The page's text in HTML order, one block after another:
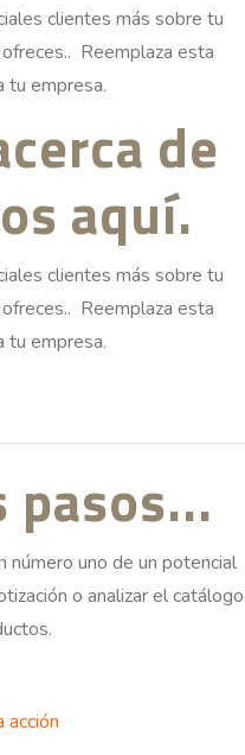
clientes más sobre tu
Reemplaza esta
tu empresa.
de
aquí.
clientes más sobre tu
Reemplaza esta
tu empresa.
número uno de un potencial
o analizar el catálogo
acción